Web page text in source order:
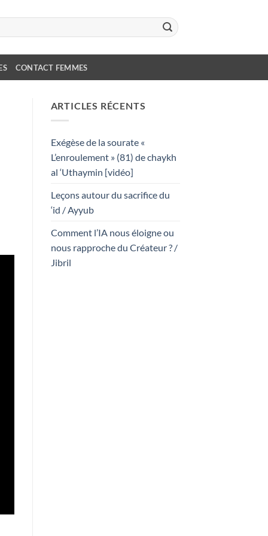
CONTACT FEMMES
ARTICLES RÉCENTS
Exégèse de la sourate «
L’enroulement » (81) de chaykh
al ‘Uthaymin [vidéo]
Leçons autour du sacrifice du
‘id / Ayyub
Comment l’IA nous éloigne ou
nous rapproche du Créateur ? /
Jibril